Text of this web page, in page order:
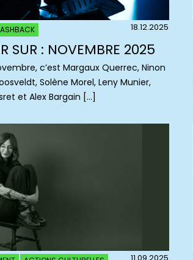
18.12.2025
SUR : NOVEMBRE 2025
c’est Margaux Querrec, Ninon
Solène Morel, Leny Munier,
et Alex Bargain […]
11.09.2025